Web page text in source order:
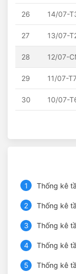
26 14/07-
27 13/07-
28 12/07-
29 11/07-
30 10/07-
1 Thống kê
2 Thống kê
3 Thống kê
4 Thống kê
5 Thống kê